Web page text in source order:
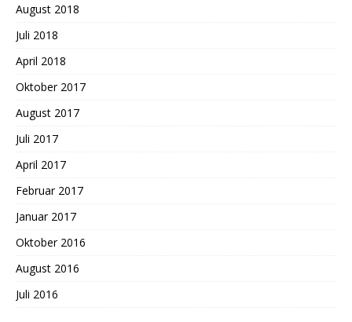
August 2018
Juli 2018
April 2018
Oktober 2017
August 2017
Juli 2017
April 2017
Februar 2017
Januar 2017
Oktober 2016
August 2016
Juli 2016